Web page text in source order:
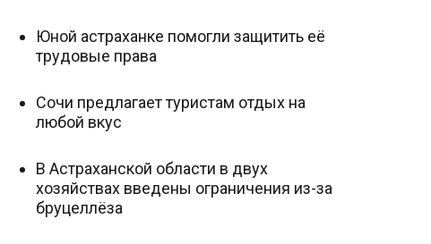
Юной астраханке помогли защитить её
трудовые права
Сочи предлагает туристам отдых на
любой вкус
В Астраханской области в двух
хозяйствах введены ограничения из-за
бруцеллёза